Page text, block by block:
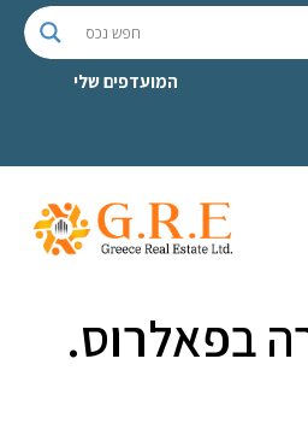
המועדפים שלי
בפאלרוס.